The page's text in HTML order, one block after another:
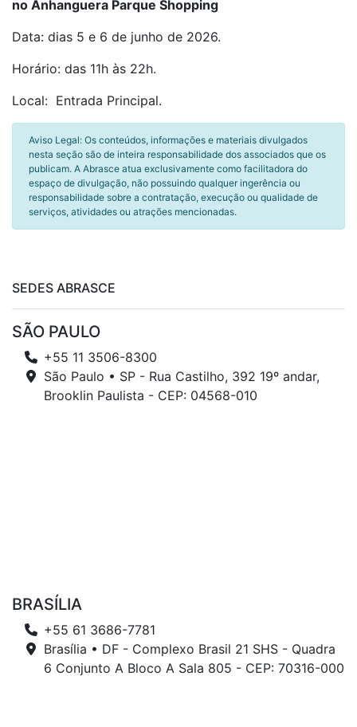
no Anhanguera Parque Shopping
Data: dias 5 e 6 de junho de 2026.
Horário: das 11h às 22h.
Local: Entrada Principal.
Aviso Legal: Os conteúdos, informações e materiais divulgados
nesta seção são de inteira responsabilidade dos associados que os
publicam. A Abrasce atua exclusivamente como facilitadora do
espaço de divulgação, não possuindo qualquer ingerência ou
responsabilidade sobre a contratação, execução ou qualidade de
serviços, atividades ou atrações mencionadas.
SEDES ABRASCE
SÃO PAULO
+55 11 3506-8300
São Paulo • SP - Rua Castilho, 392 19º andar,
Brooklin Paulista - CEP: 04568-010
BRASÍLIA
+55 61 3686-7781
Brasília • DF - Complexo Brasil 21 SHS - Quadra
6 Conjunto A Bloco A Sala 805 - CEP: 70316-000